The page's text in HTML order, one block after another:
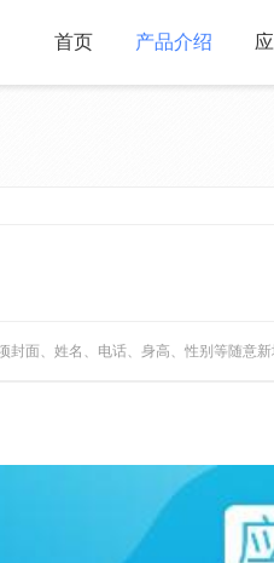
首页 产品介绍
封面、姓名、电话、身高、性别等随意